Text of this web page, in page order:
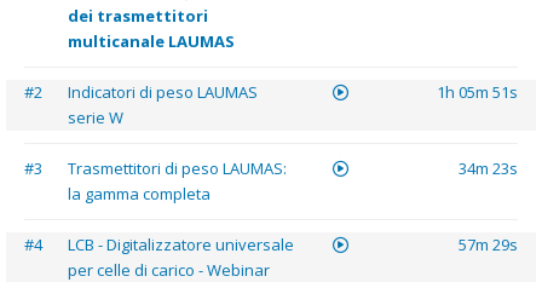
dei trasmettitori
multicanale LAUMAS
#2
Indicatori di peso LAUMAS
serie W
1h 05m 51s
#3
Trasmettitori di peso LAUMAS:
la gamma completa
34m 23s
#4
LCB - Digitalizzatore universale
per celle di carico - Webinar
57m 29s